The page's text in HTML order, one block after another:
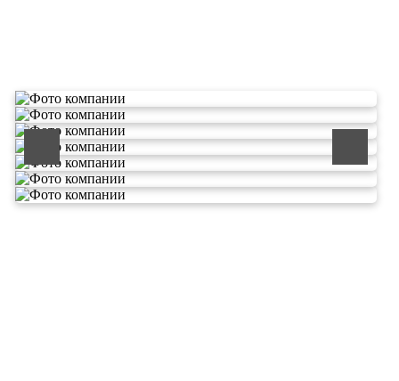
ООО «ЭКОВОЛГА» является современной и